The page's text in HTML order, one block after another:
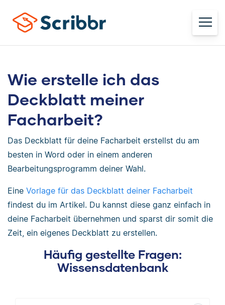
Wie erstelle ich das
Deckblatt meiner
Facharbeit?
Das Deckblatt für deine Facharbeit erstellst du am
besten in Word oder in einem anderen
Bearbeitungsprogramm deiner Wahl.
Eine Vorlage für das Deckblatt deiner Facharbeit
findest du im Artikel. Du kannst diese ganz einfach in
deine Facharbeit übernehmen und sparst dir somit die
Zeit, ein eigenes Deckblatt zu erstellen.
Häufig gestellte Fragen:
Wissensdatenbank